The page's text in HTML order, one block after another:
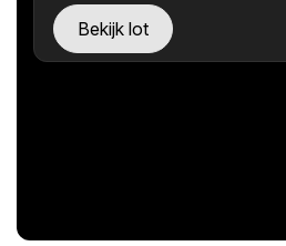
Bekijk lot